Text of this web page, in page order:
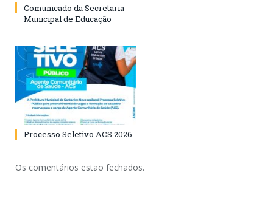
Comunicado da Secretaria
Municipal de Educação
Processo Seletivo ACS 2026
Os comentários estão fechados.